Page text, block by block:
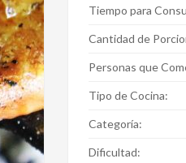
Tiempo para
Cantidad de
Personas que
Tipo de Cocina:
Categoría:
Dificultad: